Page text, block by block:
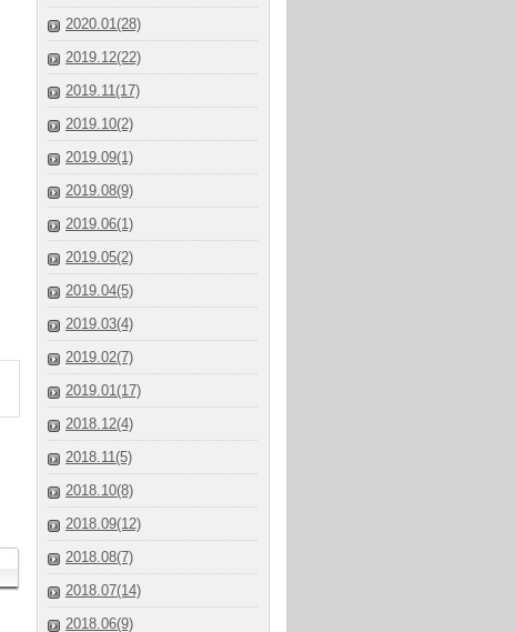
2020.01(28)
2019.12(22)
2019.11(17)
2019.10(2)
2019.09(1)
2019.08(9)
2019.06(1)
2019.05(2)
2019.04(5)
2019.03(4)
2019.02(7)
2019.01(17)
2018.12(4)
2018.11(5)
2018.10(8)
2018.09(12)
2018.08(7)
2018.07(14)
2018.06(9)